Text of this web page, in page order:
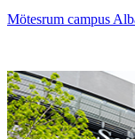
Mötesrum campus